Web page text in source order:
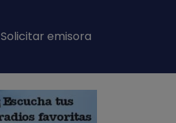
Main navigation
Solicitar emisora